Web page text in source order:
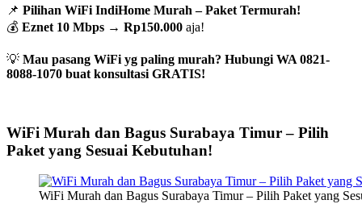
📌 Pilihan WiFi IndiHome Murah – Paket Termurah!
💰 Eznet 10 Mbps → Rp150.000 aja!
💡 Mau pasang WiFi yg paling murah? Hubungi WA 0821-
8088-1070 buat konsultasi GRATIS!
WiFi Murah dan Bagus Surabaya Timur – Pilih
Paket yang Sesuai Kebutuhan!
WiFi Murah dan Bagus Surabaya Timur – Pilih Paket yang